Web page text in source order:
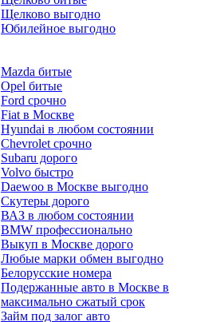
Щелково выгодно
Юбилейное выгодно
Mazda битые
Opel битые
Ford срочно
Fiat в Москве
Hyundai в любом состоянии
Chevrolet срочно
Subaru дорого
Volvo быстро
Daewoo в Москве выгодно
Скутеры дорого
ВАЗ в любом состоянии
BMW профессионально
Выкуп в Москве дорого
Любые марки обмен выгодно
Белорусские номера
Подержанные авто в Москве в
максимально сжатый срок
Займ под залог авто